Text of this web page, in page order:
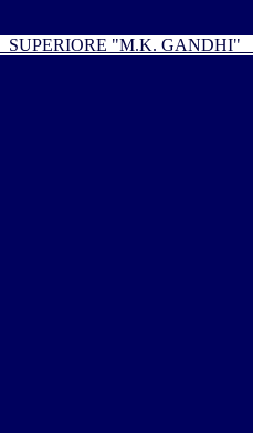
SUPERIORE "M.K. GANDHI"